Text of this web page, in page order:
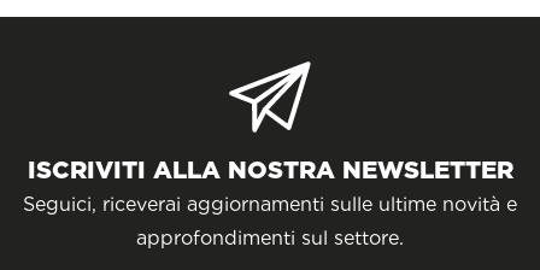
ISCRIVITI ALLA NOSTRA NEWSLETTER
Seguici, riceverai aggiornamenti sulle ultime novità e
approfondimenti sul settore.